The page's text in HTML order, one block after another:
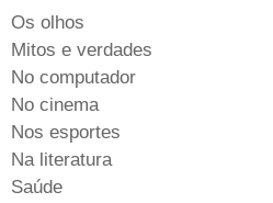
Os olhos
Mitos e verdades
No computador
No cinema
Nos esportes
Na literatura
Saúde